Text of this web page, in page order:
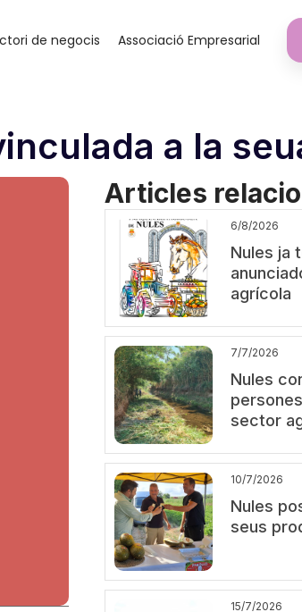
de negocis Associació Empresarial
a la
Articles
6/8/2026
Nules ja
agrícola
7/7/2026
Nules
sector
10/7/2026
Nules
seus
15/7/2026